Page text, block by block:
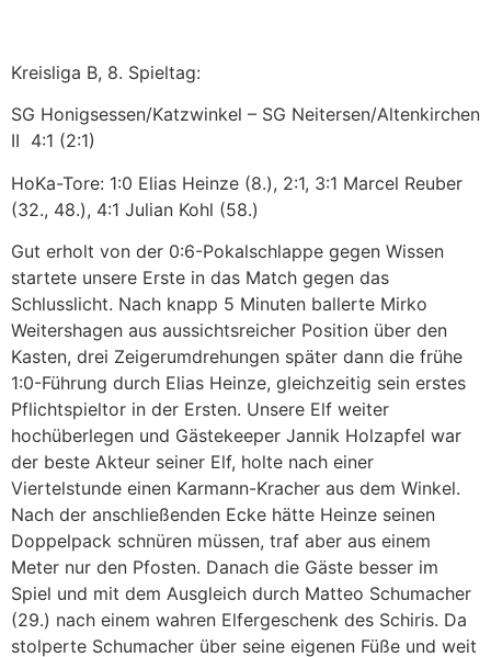
Kreisliga B, 8. Spieltag:
SG Honigsessen/Katzwinkel – SG Neitersen/Altenkirchen
II 4:1 (2:1)
HoKa-Tore: 1:0 Elias Heinze (8.), 2:1, 3:1 Marcel Reuber
(32., 48.), 4:1 Julian Kohl (58.)
Gut erholt von der 0:6-Pokalschlappe gegen Wissen
startete unsere Erste in das Match gegen das
Schlusslicht. Nach knapp 5 Minuten ballerte Mirko
Weitershagen aus aussichtsreicher Position über den
Kasten, drei Zeigerumdrehungen später dann die frühe
1:0-Führung durch Elias Heinze, gleichzeitig sein erstes
Pflichtspieltor in der Ersten. Unsere Elf weiter
hochüberlegen und Gästekeeper Jannik Holzapfel war
der beste Akteur seiner Elf, holte nach einer
Viertelstunde einen Karmann-Kracher aus dem Winkel.
Nach der anschließenden Ecke hätte Heinze seinen
Doppelpack schnüren müssen, traf aber aus einem
Meter nur den Pfosten. Danach die Gäste besser im
Spiel und mit dem Ausgleich durch Matteo Schumacher
(29.) nach einem wahren Elfergeschenk des Schiris. Da
stolperte Schumacher über seine eigenen Füße und weit